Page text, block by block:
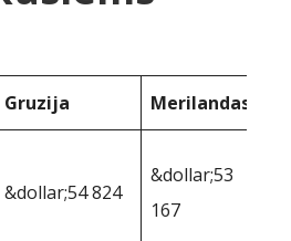
Gruzija Merilandas
&dollar;54 824
&dollar;53
167